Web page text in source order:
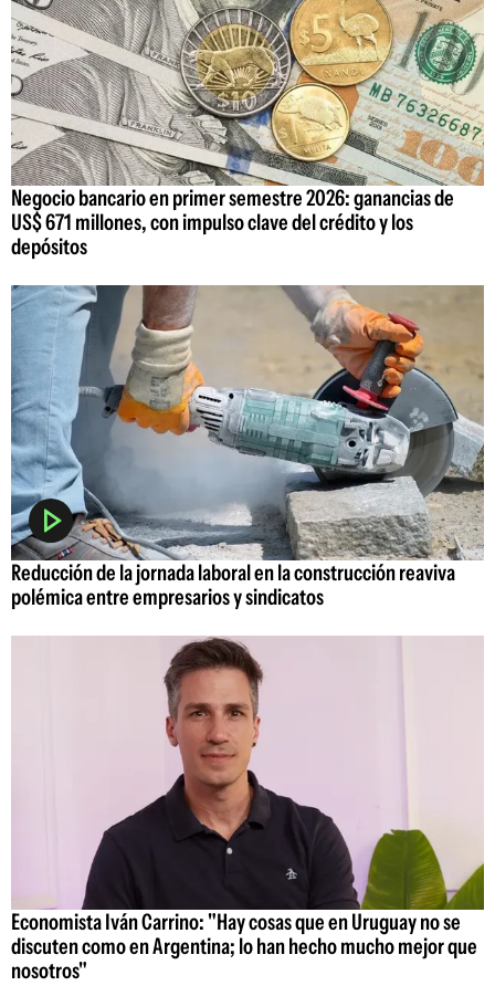
Negocio bancario en primer semestre 2026: ganancias de
US$ 671 millones, con impulso clave del crédito y los
depósitos
Reducción de la jornada laboral en la construcción reaviva
polémica entre empresarios y sindicatos
Economista Iván Carrino: "Hay cosas que en Uruguay no se
discuten como en Argentina; lo han hecho mucho mejor que
nosotros"